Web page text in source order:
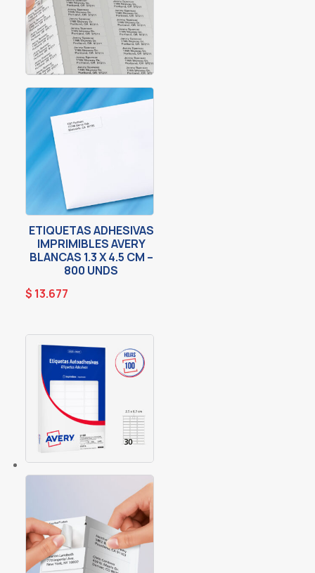
ETIQUETAS ADHESIVAS
IMPRIMIBLES AVERY
BLANCAS 1.3 X 4.5 CM –
800 UNDS
$ 13.677